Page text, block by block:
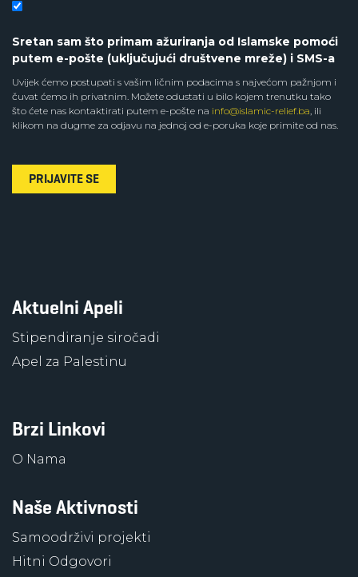
Sretan sam što primam ažuriranja od Islamske pomoći
putem e-pošte (uključujući društvene mreže) i SMS-a
Uvijek ćemo postupati s vašim ličnim podacima s najvećom pažnjom i
čuvat ćemo ih privatnim. Možete odustati u bilo kojem trenutku tako
što ćete nas kontaktirati putem e-pošte na info@islamic-relief.ba, ili
klikom na dugme za odjavu na jednoj od e-poruka koje primite od nas.
PRIJAVITE SE
Aktuelni Apeli
Stipendiranje siročadi
Apel za Palestinu
Brzi Linkovi
O Nama
Naše Aktivnosti
Samoodrživi projekti
Hitni Odgovori